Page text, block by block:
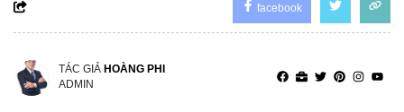
facebook
TÁC GIẢ HOÀNG PHI
ADMIN